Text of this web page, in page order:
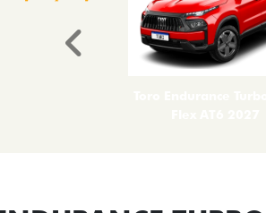
Anterior